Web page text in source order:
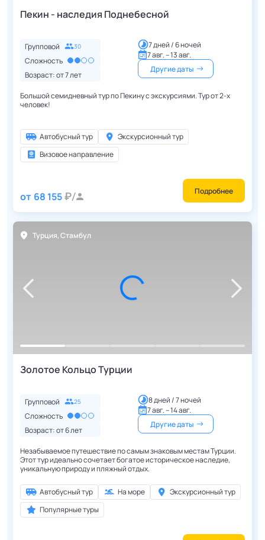
Пекин - наследия Поднебесной
Групповой 30
Сложность
Возраст: от7лет
7 дней / 6 ночей
7 авг. – 13 авг.
Другие даты
Большой семидневный тур по Пекину с экскурсиями. Тур от 2-х
человек!
Автобусный тур
Экскурсионный тур
Визовое направление
от 68 155 Подробнее
Турция,Стамбул
Золотое Кольцо Турции
Групповой 25
Сложность
Возраст: от6лет
8 дней / 7 ночей
7 авг. – 14 авг.
Другие даты
Незабываемое путешествие по самым знаковым местам Турции.
Этот тур идеально сочетает богатое историческое наследие,
уникальную природу и пляжный отдых.
Автобусный тур На море
Экскурсионный тур
Популярные туры